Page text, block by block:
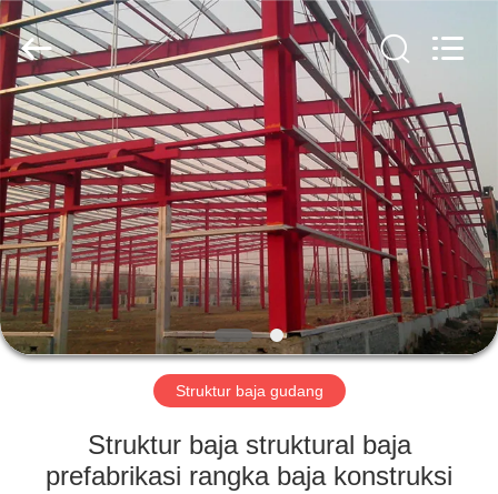
RUMAH
PRODUK
VIDEO
PERTUNJUKAN
VR
TENTANG
KAMI
KaFa
Fabrication
Co.,
Ltd..
Rights
Reserved.
Struktur baja gudang
Struktur baja struktural baja
prefabrikasi rangka baja konstruksi